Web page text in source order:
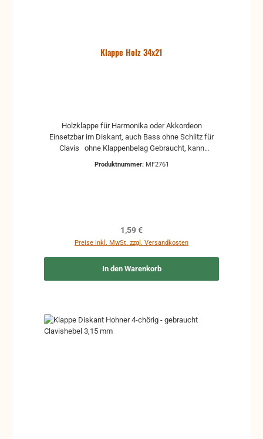
Klappe Holz 34x21
Holzklappe für Harmonika oder Akkordeon
Einsetzbar im Diskant, auch Bass ohne Schlitz für
Clavis ohne Klappenbelag Gebraucht, kann
Produktnummer: MF2761
Regulärer Preis:
1,59 €
Preise inkl. MwSt. zzgl. Versandkosten
In den Warenkorb